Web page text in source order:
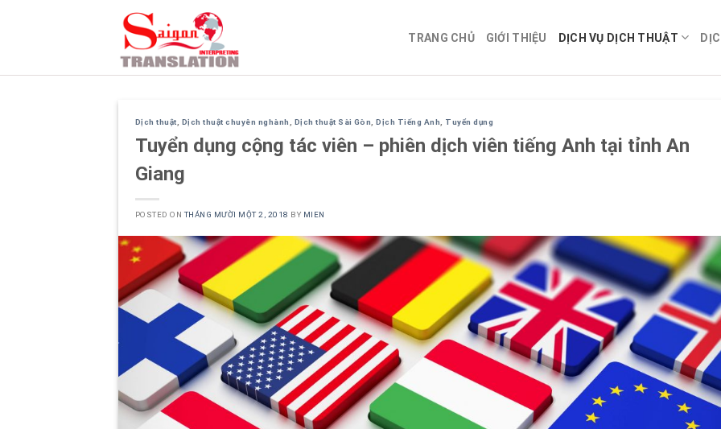
TRANG CHỦ GIỚI THIỆU DỊCH VỤ DỊCH THUẬT
Dịch thuật Dịch thuật chuyên nghành Dịch thuật Sài Gòn ,Dịch Tiếng Anh Tuyển dụng
Tuyển dụng cộng tác viên – phiên dịch viên tiếng Anh tại tỉnh An
Giang
POSTED ONTHÁNG MƯỜI MỘT 2, 2018 BY MIEN